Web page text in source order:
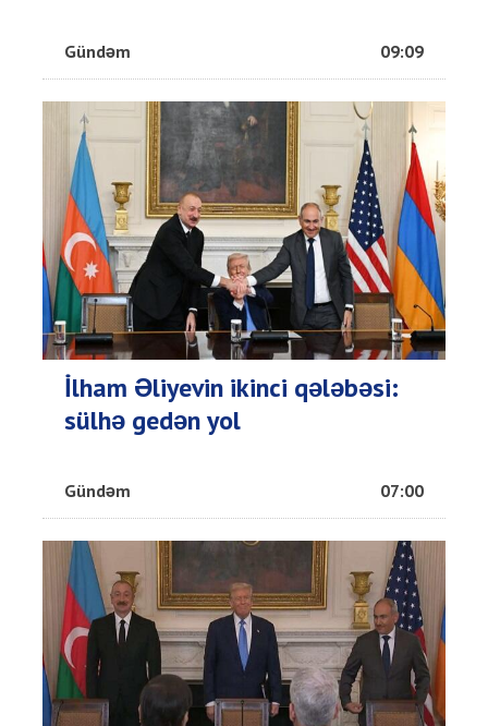
Gündəm 09:09
İlham Əliyevin ikinci qələbəsi:
sülhə gedən yol
Gündəm 07:00